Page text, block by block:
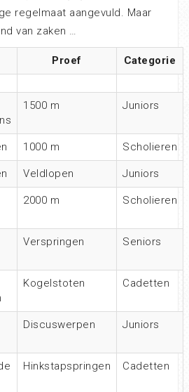
regelmaat aangevuld. Maar
van zaken …
Proef Categorie
1500 m Juniors
1000 m Scholieren
Veldlopen Juniors
2000 m Scholieren
Verspringen Seniors
Kogelstoten Cadetten
Discuswerpen Juniors
Hinkstapspringen Cadetten